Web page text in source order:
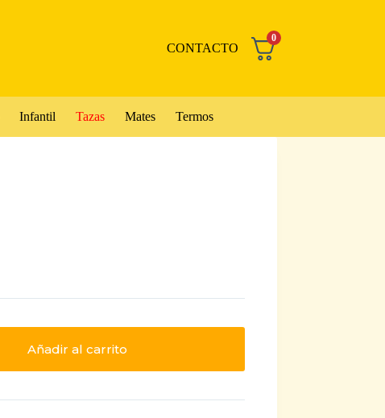
CONTACTO
0
Infantil Tazas Mates Termos
Añadir al carrito